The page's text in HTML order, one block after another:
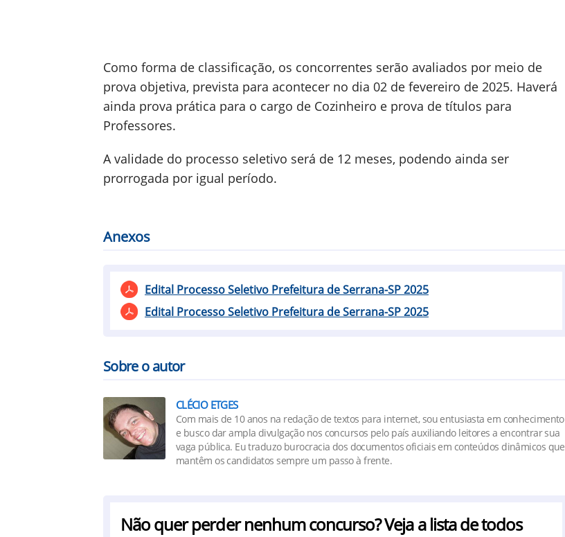
Como forma de classificação, os concorrentes serão avaliados por meio de
prova objetiva, prevista para acontecer no dia 02 de fevereiro de 2025. Haverá
ainda prova prática para o cargo de Cozinheiro e prova de títulos para
Professores.
A validade do processo seletivo será de 12 meses, podendo ainda ser
prorrogada por igual período.
Anexos
Edital Processo Seletivo Prefeitura de Serrana-SP 2025
Edital Processo Seletivo Prefeitura de Serrana-SP 2025
Sobre o autor
CLÉCIO ETGES
Com mais de 10 anos na redação de textos para internet, sou entusiasta em conhecimento
e busco dar ampla divulgação nos concursos pelo país auxiliando leitores a encontrar sua
vaga pública. Eu traduzo burocracia dos documentos oficiais em conteúdos dinâmicos que
mantêm os candidatos sempre um passo à frente.
Não quer perder nenhum concurso? Veja a lista de todos